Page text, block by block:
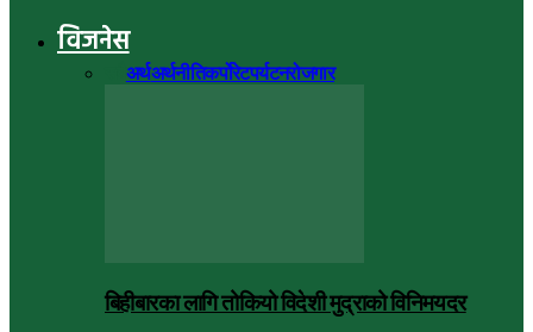
विजनेस
अर्थअर्थनीतिकर्पोरेटपर्यटनरोजगार
बिहीबारका लागि तोकियो विदेशी मुद्राको विनिमयदर